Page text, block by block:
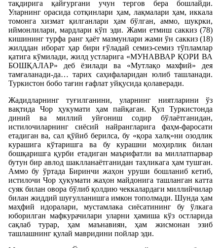
тақдирига қайғургани учун тергов бера бошлайди.
Уларнинг орасида сотқинлари ҳам, лақмалари ҳам, иккала
томонга хизмат қилганлари ҳам бўлган, аммо, шукрки,
иймонлилари, мардлари кўп эди. Жами етмиш саккиз (78)
кишининг турфа ранг ҳаёт мазмунлари жами ўн саккиз (18)
жилддан иборат ҳар бири ғўладай семиз-семиз тўпламлар
қатига кўмилади, жилд устларига «МУНАВВАР ҚОРИ ВА
БОШҚАЛАР» деб ёзилади ва «Мутлақо махфий» дея
тамғаланади-да… тарих саҳифаларидан юлиб ташланади.
Туркистон бобо тағин ғафлат уйқусида қолаверади.
Жадидларнинг туғилганини, уларнинг ниятларини ўз
вақтида Чор ҳукумати ҳам пайқаган. Қул Туркистонда
диний ва миллий уйғониш содир бўлаётганидан,
истилочиларнинг сиёсий найрангларига фаҳм-фаросати
етадиган ва, сал қўйиб берилса, бу «қора халқ»ни озодлик
курашига кўтаришга ва бу курашни моҳирлик билан
бошқаришга қурби етадиган маърифатли ва миллатпарвар
бутун бир авлод шаклланаётганидан таҳликага ҳам тушган.
Аммо бу ўртада Биринчи жаҳон уруши бошланиб кетиб,
истилочи Чор ҳукумати жаҳон майдонига ташланган катта
суяк билан овора бўлиб қолдию чеккалардаги миллийчилар
билан жиддий шуғулланишга имкон тополмади. Шунда ҳам
маҳфий идоралари, мустамлака сиёсатининг бу ўлкага
юборилган мафкурачилари уларни ҳамиша кўз остларида
сақлаб турар, ҳам маънавиян, ҳам жисмонан эзиб
ташлашнинг қулай мавридини пойлар эди.